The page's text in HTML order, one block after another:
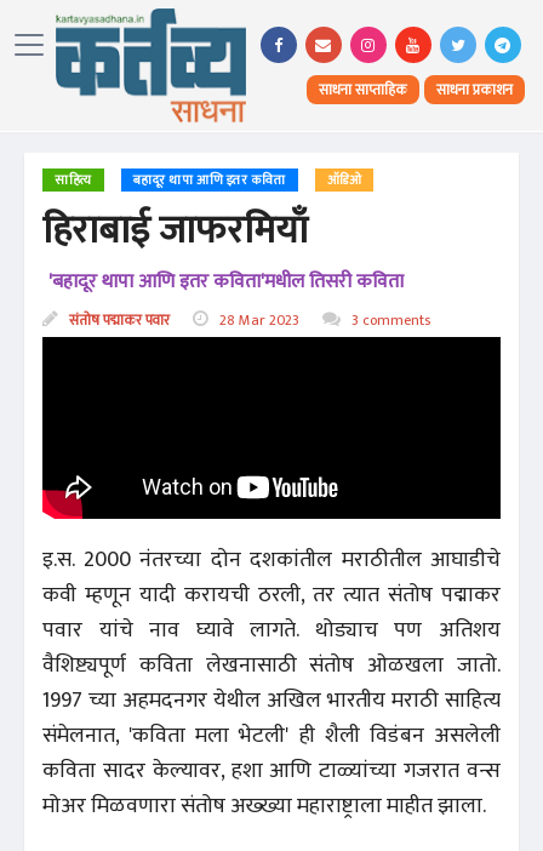
साधना साप्ताहिक साधना प्रकाशन
साहित्य बहादूर थापा आणि इतर कविता ऑडिओ
हिराबाई जाफरमियाँ
'बहादूर थापा आणि इतर कविता'मधील तिसरी कविता
संतोष पद्माकर पवार 28 Mar 2023 3 comments
इ.स. 2000 नंतरच्या दोन दशकांतील मराठीतील आघाडीचे
कवी म्हणून यादी करायची ठरली, तर त्यात संतोष पद्माकर
पवार यांचे नाव घ्यावे लागते. थोड्याच पण अतिशय
वैशिष्ट्यपूर्ण कविता लेखनासाठी संतोष ओळखला जातो.
1997 च्या अहमदनगर येथील अखिल भारतीय मराठी साहित्य
संमेलनात, 'कविता मला भेटली' ही शैली विडंबन असलेली
कविता सादर केल्यावर, हशा आणि टाळ्यांच्या गजरात वन्स
मोअर मिळवणारा संतोष अख्ख्या महाराष्ट्राला माहीत झाला.